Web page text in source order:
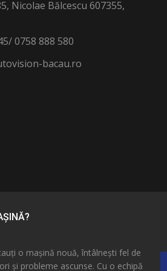
Nicolae Bălcescu 607355,
0758 888 580
bacau.ro
o mașină nouă, întâlnești fel de
și probleme ascunse. Cu o echipă